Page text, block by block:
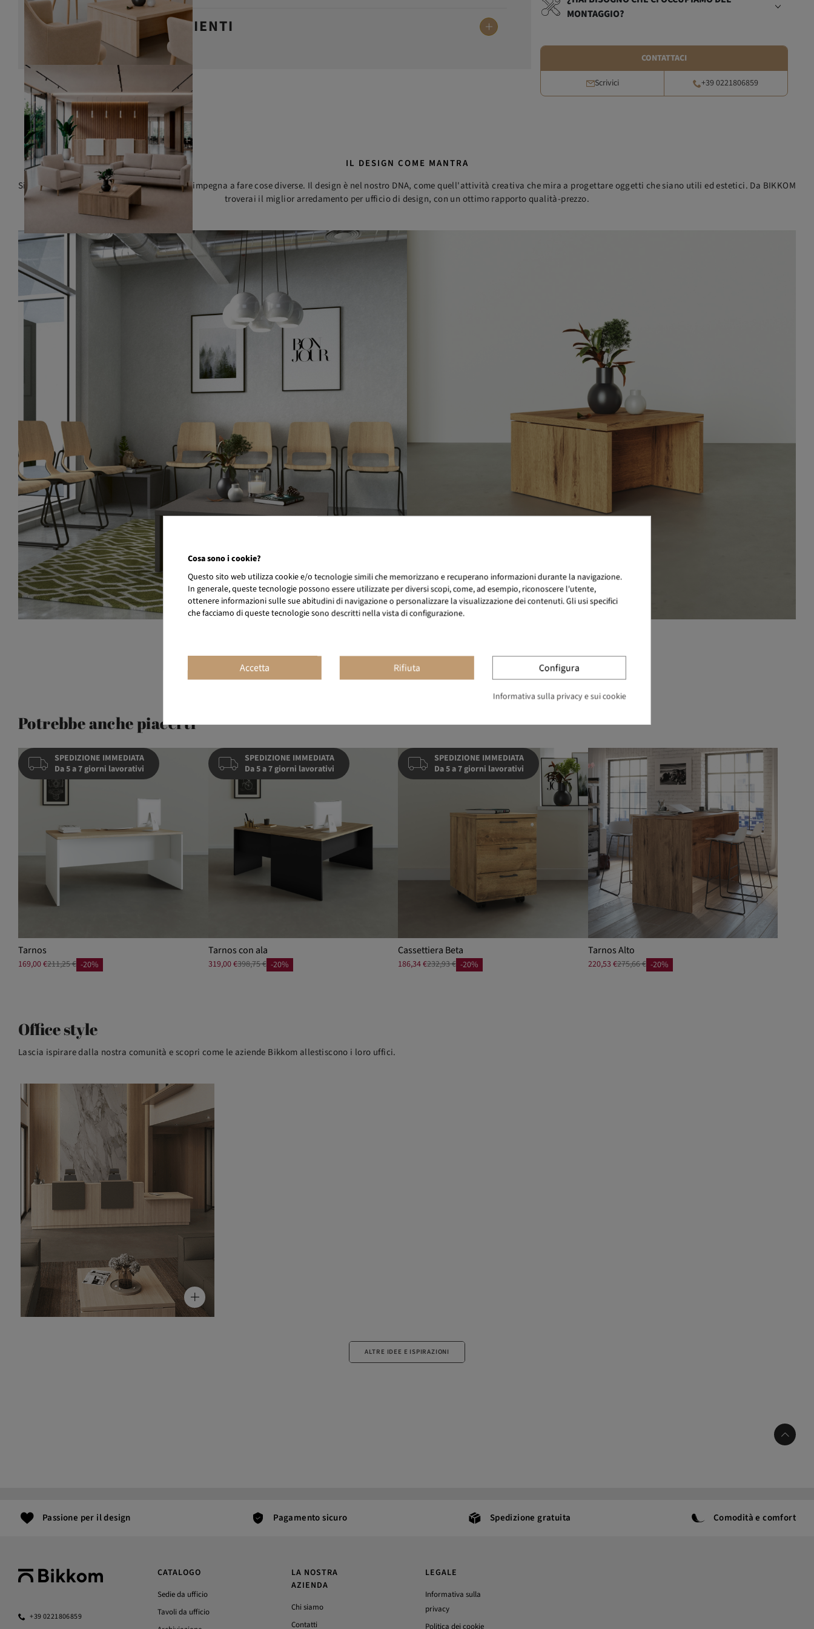
MONTAGGIO?
CONTATTACI
Scrivici +39 0221806859
RECENSIONI DEI CLIENTI
IL DESIGN COME MANTRA
Siamo il marchio di mobili per ufficio che si impegna a fare cose diverse. Il design è nel nostro DNA, come quell'attività creativa che mira a progettare oggetti che siano utili ed estetici. Da BIKKOM
troverai il miglior arredamento per ufficio di design, con un ottimo rapporto qualità-prezzo.
Potrebbe anche piacerti
SPEDIZIONE IMMEDIATA
Da 5 a 7 giorni lavorativi
Tarnos
169,00 €211,25 € -20%
SPEDIZIONE IMMEDIATA
Da 5 a 7 giorni lavorativi
Tarnos con ala
319,00 €398,75 € -20%
SPEDIZIONE IMMEDIATA
Da 5 a 7 giorni lavorativi
Cassettiera Beta
186,34 €232,93 € -20%
Tarnos Alto
220,53 €275,66 € -20%
Office style
Lascia ispirare dalla nostra comunità e scopri come le aziende Bikkom allestiscono i loro uffici.
ALTRE IDEE E ISPIRAZIONI
Passione per il design Pagamento sicuro Spedizione gratuita Comodità e comfort
+39 0221806859
CATALOGO
Sedie da ufficio
Tavoli da ufficio
LA NOSTRA
AZIENDA
Chi siamo
Contatti
LEGALE
Informativa sulla
privacy
Politica dei cookie
Cosa sono i cookie?
Questo sito web utilizza cookie e/o tecnologie simili che memorizzano e recuperano informazioni durante la navigazione.
In generale, queste tecnologie possono essere utilizzate per diversi scopi, come, ad esempio, riconoscere l'utente,
ottenere informazioni sulle sue abitudini di navigazione o personalizzare la visualizzazione dei contenuti. Gli usi specifici
che facciamo di queste tecnologie sono descritti nella vista di configurazione.
Accetta Rifiuta Configura
Informativa sulla privacy e sui cookie